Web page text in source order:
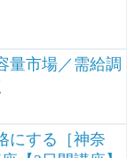
量市場／需給調
にする［神奈